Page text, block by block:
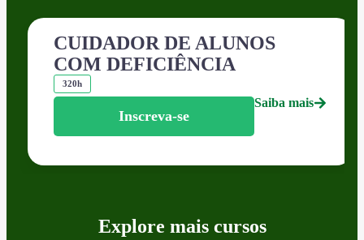
CUIDADOR DE ALUNOS
COM DEFICIÊNCIA
320h
Inscreva-se
Saiba mais
Explore mais cursos